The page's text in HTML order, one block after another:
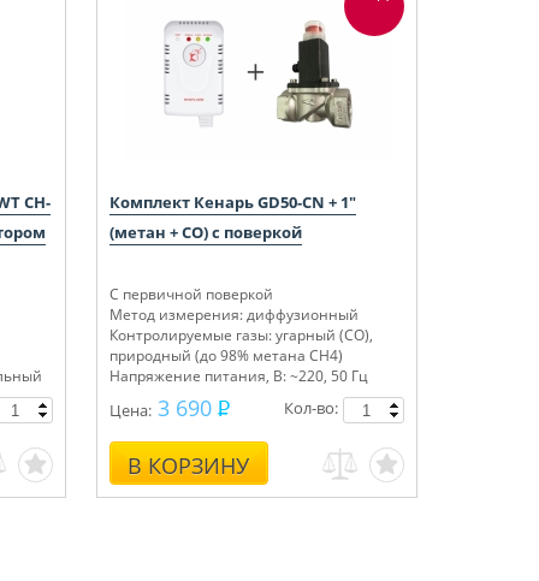
CH-
Комплект Кенарь GD50-CN + 1"
(метан + СО) с поверкой
С первичной поверкой
Метод измерения: диффузионный
Контролируемые газы: угарный (СО),
природный (до 98% метана СН4)
Напряжение питания, В: ~220, 50 Гц
Цена: 3 690
В КОРЗИНУ
Кол-во: